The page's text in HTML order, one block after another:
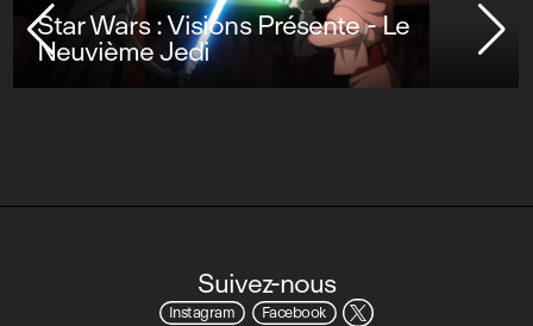
Star Wars : Visions Présente - Le
Neuvième Jedi
Suivez-nous
Instagram Facebook